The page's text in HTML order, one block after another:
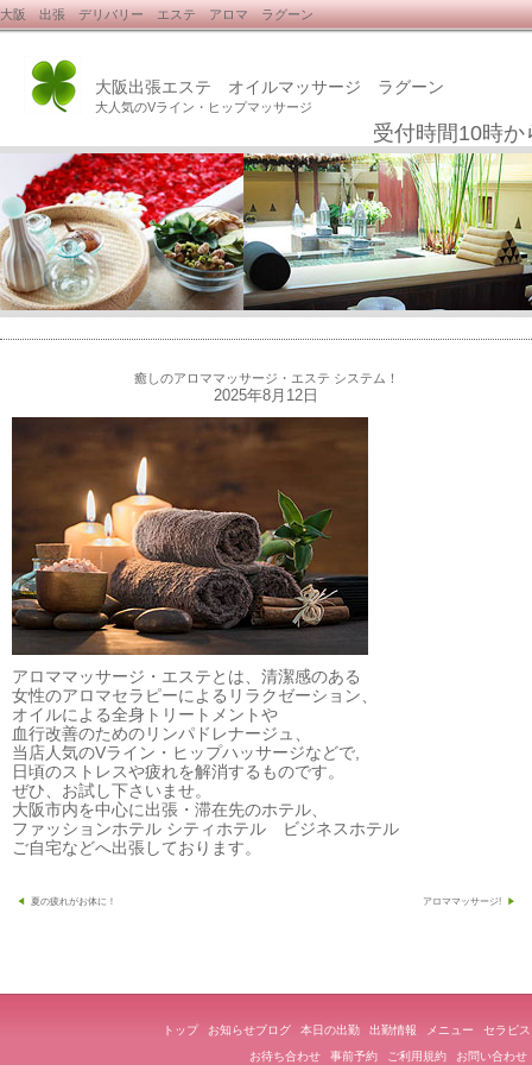
大阪 出張 デリバリー エステ アロマ ラグーン
大阪出張エステ オイルマッサージ ラグーン
大人気のVライン・ヒップマッサージ
受付時間10時
癒しのアロママッサージ・エステ システム！
2025年8月12日
アロママッサージ・エステとは、清潔感のある
女性のアロマセラピーによるリラクゼーション、
オイルによる全身トリートメントや
血行改善のためのリンパドレナージュ、
当店人気のVライン・ヒップハッサージなどで,
日頃のストレスや疲れを解消するものです。
ぜひ、お試し下さいませ。
大阪市内を中心に出張・滞在先のホテル、
ファッションホテル シティホテル ビジネスホテル
ご自宅などへ出張しております。
投
ビ
夏の疲れがお体に！ アロママッサージ!
トップ お知らせブログ 本日の出勤 出勤情報 メニュー
セラピ
お待ち合わせ
事前予約 ご利用規約 お問い合わせ